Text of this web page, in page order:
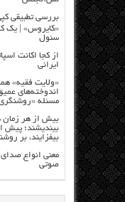
بررسی تطبیقی
«کایروس» | یک
سئول
ایرانی
«ولایت فقیه»
اندوخته‌های
مسئله
بیش از هر زمان
بیندیشند؛ پیش
بیفزایند، بر
معنی انواع
صوتی